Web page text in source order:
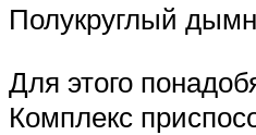
Полукруглый
Для этого
Комплекс